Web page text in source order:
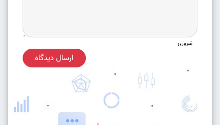
ضروری
ارسال دیدگاه